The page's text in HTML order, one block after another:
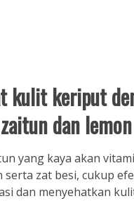
kulit keriput
dan lemon
yang kaya akan
serta zat besi, cukup
dan menyehatkan